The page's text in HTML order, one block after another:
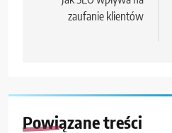
zaufanie klientów
Powiązane treści